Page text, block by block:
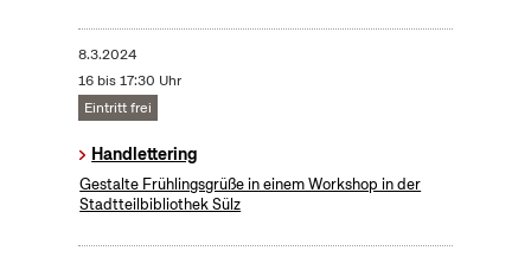
8.3.2024
16 bis 17:30 Uhr
Eintritt frei
Handlettering
Gestalte Frühlingsgrüße in einem Workshop in der
Stadtteilbibliothek Sülz